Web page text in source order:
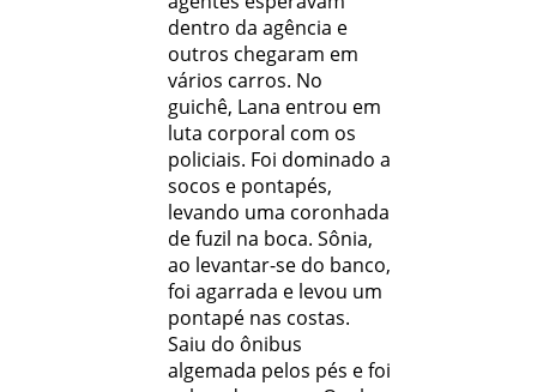
dentro da agência e
outros chegaram em
vários carros. No
guichê, Lana entrou em
luta corporal com os
policiais. Foi dominado a
socos e pontapés,
levando uma coronhada
de fuzil na boca. Sônia,
ao levantar-se do banco,
foi agarrada e levou um
pontapé nas costas.
Saiu do ônibus
algemada pelos pés e foi